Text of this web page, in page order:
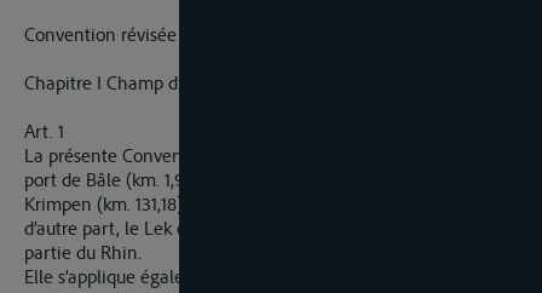
Convention révisée pour la navigation du Rhin.
Chapitre I Champ d’application
Art. 1
La présente Convention s’applique au Rhin depuis l’amont du
port de Bâle (km. 1,9, emplacement du pont Central) jusqu’à
Krimpen (km. 131,18) d’une part et Gorinchem (km. 94,5)
d’autre part, le Lek et le Waal étant considérés comme faisant
partie du Rhin.
Elle s’applique également aux canaux latéraux et autres voies